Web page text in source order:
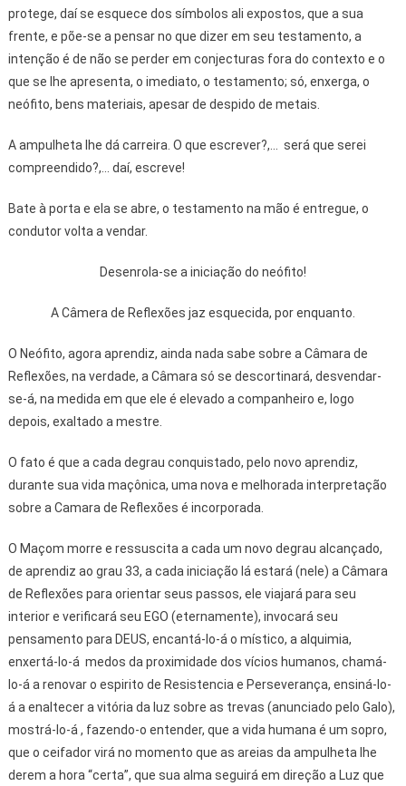
protege, daí se esquece dos símbolos ali expostos, que a sua
frente, e põe-se a pensar no que dizer em seu testamento, a
intenção é de não se perder em conjecturas fora do contexto e o
que se lhe apresenta, o imediato, o testamento; só, enxerga, o
neófito, bens materiais, apesar de despido de metais.
A ampulheta lhe dá carreira. O que escrever?,... será que serei
compreendido?,... daí, escreve!
Bate à porta e ela se abre, o testamento na mão é entregue, o
condutor volta a vendar.
Desenrola-se a iniciação do neófito!
A Câmera de Reflexões jaz esquecida, por enquanto.
O Neófito, agora aprendiz, ainda nada sabe sobre a Câmara de
Reflexões, na verdade, a Câmara só se descortinará, desvendar-
se-á, na medida em que ele é elevado a companheiro e, logo
depois, exaltado a mestre.
O fato é que a cada degrau conquistado, pelo novo aprendiz,
durante sua vida maçônica, uma nova e melhorada interpretação
sobre a Camara de Reflexões é incorporada.
O Maçom morre e ressuscita a cada um novo degrau alcançado,
de aprendiz ao grau 33, a cada iniciação lá estará (nele) a Câmara
de Reflexões para orientar seus passos, ele viajará para seu
interior e verificará seu EGO (eternamente), invocará seu
pensamento para DEUS, encantá-lo-á o místico, a alquimia,
enxertá-lo-á medos da proximidade dos vícios humanos, chamá-
lo-á a renovar o espirito de Resistencia e Perseverança, ensiná-lo-
á a enaltecer a vitória da luz sobre as trevas (anunciado pelo Galo),
mostrá-lo-á , fazendo-o entender, que a vida humana é um sopro,
que o ceifador virá no momento que as areias da ampulheta lhe
derem a hora “certa”, que sua alma seguirá em direção a Luz que